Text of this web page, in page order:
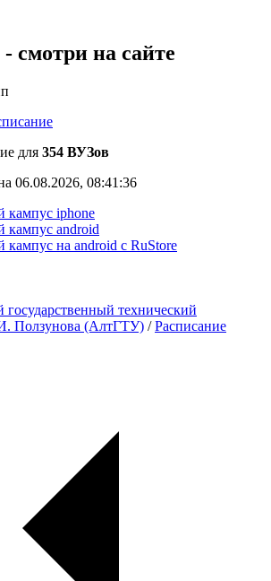
- смотри на сайте
для 354 ВУЗов
06.08.2026, 08:41:36
государственный технический
Ползунова (АлтГТУ) /Расписание